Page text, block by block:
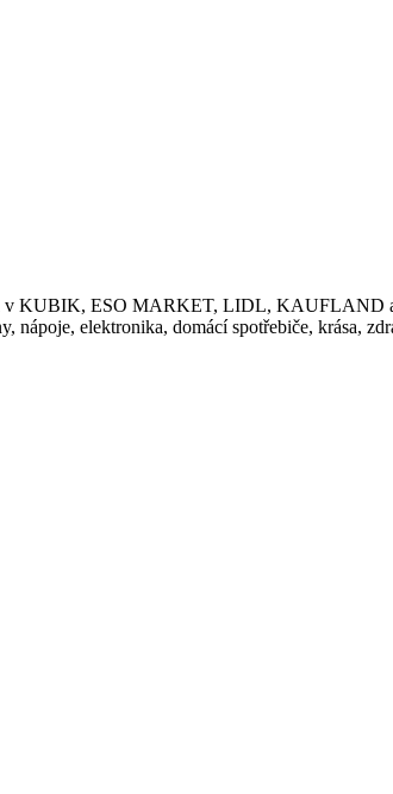
v KUBIK, ESO MARKET, LIDL, KAUFLAND
nápoje, elektronika, domácí spotřebiče, krása,